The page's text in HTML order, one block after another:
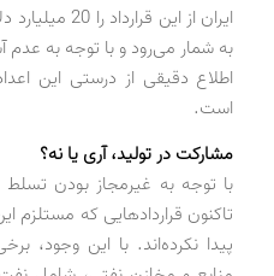
ایران از این
به شمار می‌رود و با توجه به عدم
اطلاع دقیقی از درستی این
است.
مشارکت در تولید، آری یا نه؟
با توجه به غیرمجاز بودن تسلط
تاکنون قراردادهایی که مستلزم
پیدا نکرده‌اند. با این وجود،